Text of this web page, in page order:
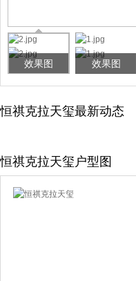
效果图 效果图
恒祺克拉天玺最新动态
恒祺克拉天玺户型图